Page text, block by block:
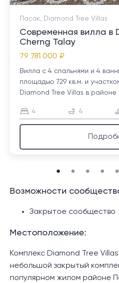
Пасак, Diamond Tree Villas
Современная вилла в
Cherng Talay
79 781 000 ₽
Вилла с 4 спальнями и 4
площадью 729 кв.м. и
Diamond Tree Villas в районе
4 4
Возможности
Закрытое сообщество
Местоположение:
Комплекс Diamond Tree
небольшой закрытый
популярном жилом районе